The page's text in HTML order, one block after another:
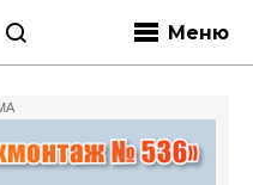
Меню